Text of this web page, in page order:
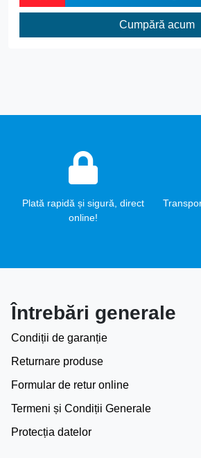
Cumpără acum
Plată rapidă și sigură, direct
online!
Întrebări generale
Condiții de garanție
Returnare produse
Formular de retur online
Termeni și Condiții Generale
Protecția datelor